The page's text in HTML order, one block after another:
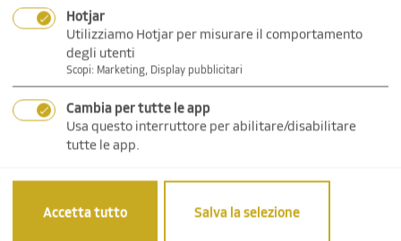
Consulenza patrimoniale
Carriera di consulente finanziario
Hotjar
Utilizziamo Hotjar per misurare il comportamento
degli utenti
Scopi: Marketing, Display pubblicitari
Cambia per tutte le app
Usa questo interruttore per abilitare/disabilitare
tutte le app.
Accetta tutto Salva la selezione